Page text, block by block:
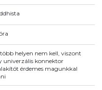
helyen nem kell, viszont
univerzális konnektor
érdemes magunkkal